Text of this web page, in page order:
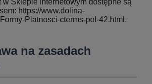
https://www.dolina-
Platnosci-cterms-pol-42.html.
na zasadach